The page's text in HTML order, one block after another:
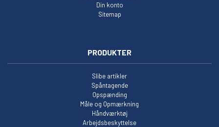
Din konto
Sitemap
PRODUKTER
Slibe artikler
Spåntagende
Opspænding
Måle og Opmærkning
Håndværktøj
Arbejdsbeskyttelse